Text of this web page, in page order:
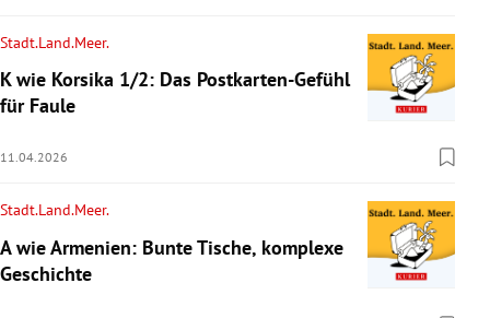
Stadt.Land.Meer.
K wie Korsika 1/2: Das Postkarten-Gefühl
für Faule
11.04.2026
Stadt.Land.Meer.
A wie Armenien: Bunte Tische, komplexe
Geschichte